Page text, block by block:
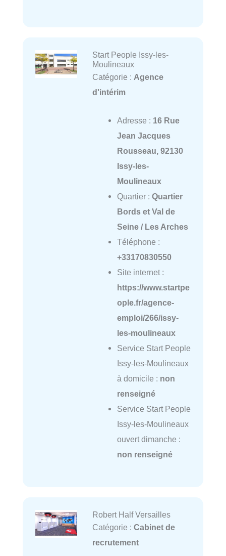
Start People Issy-les-
Moulineaux
Catégorie : Agence
d'intérim
Adresse : 16 Rue
Jean Jacques
Rousseau, 92130
Issy-les-
Moulineaux
Quartier : Quartier
Bords et Val de
Seine / Les Arches
Téléphone :
+33170830550
Site internet :
https://www.startpe
ople.fr/agence-
emploi/266/issy-
les-moulineaux
Service Start People
Issy-les-Moulineaux
à domicile : non
renseigné
Service Start People
Issy-les-Moulineaux
ouvert dimanche :
non renseigné
Robert Half Versailles
Catégorie : Cabinet de
recrutement